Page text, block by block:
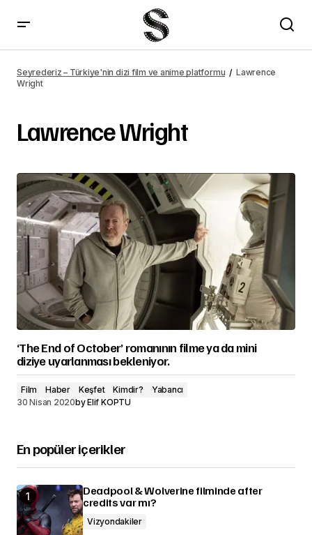
Seyrederiz – Türkiye'nin dizi film ve anime platformu
Lawrence
Wright
Lawrence Wright
‘The End of October’ romanının filme ya da mini
diziye uyarlanması bekleniyor.
Film Haber Keşfet Kimdir?
Yabancı
30 Nisan 2020byElif KOPTU
En popüler içerikler
Deadpool & Wolverine filminde after
credits var mı?
Vizyondakiler